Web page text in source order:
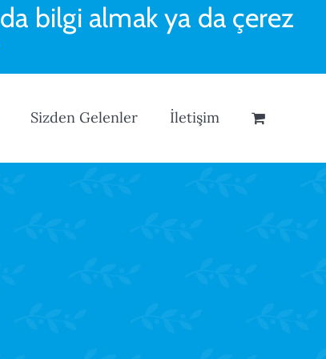
Sizden Gelenler İletişim
bilgi almak ya da çerez